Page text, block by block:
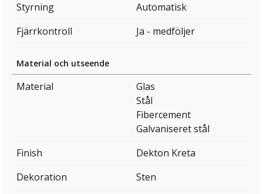
Styrning
Automatisk
Fjärrkontroll
Ja - medföljer
Material och utseende
Material
Glas
Stål
Fibercement
Galvaniseret stål
Finish
Dekton Kreta
Dekoration
Sten